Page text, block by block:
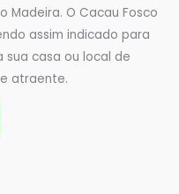
Madeira. O Cacau Fosco
assim indicado para
sua casa ou local de
atraente.